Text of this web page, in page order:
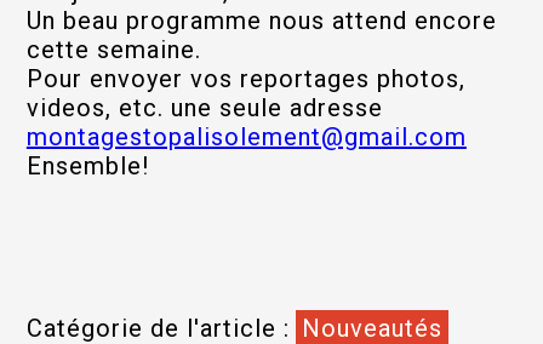
Un beau programme nous attend encore
cette semaine.
Pour envoyer vos reportages photos,
videos, etc. une seule adresse
montagestopalisolement@gmail.com
Ensemble!
Catégorie de l'article : Nouveautés